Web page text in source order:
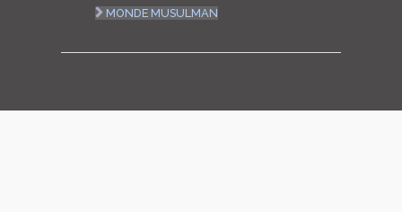
MONDE MUSULMAN